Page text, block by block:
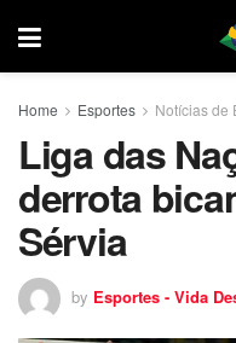
Home Esportes Notícias de
Liga das
derrota
Sérvia
by Esportes - Vida